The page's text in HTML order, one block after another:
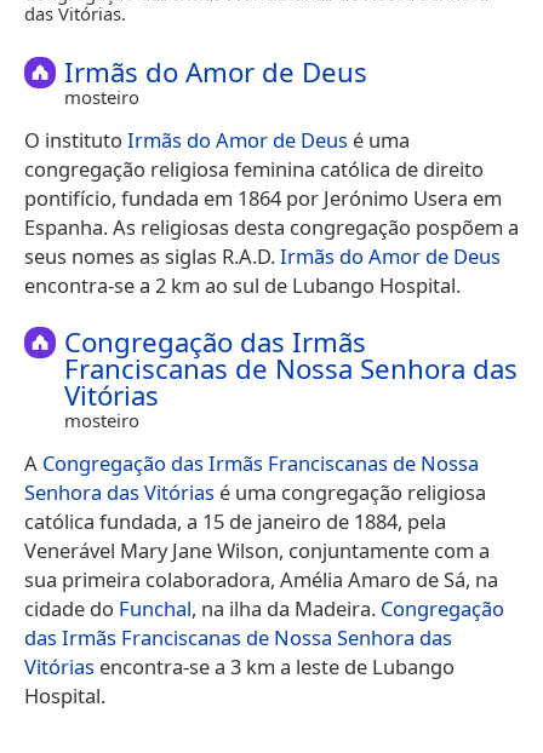
das Vitórias.
Irmãs do Amor de Deus
mosteiro
O instituto Irmãs do Amor de Deus é uma
congregação religiosa feminina católica de direito
pontifício, fundada em 1864 por Jerónimo Usera em
Espanha. As religiosas desta congregação pospõem a
seus nomes as siglas R.A.D.Irmãs do Amor de Deus
encontra-se a 2 km ao sul de Lubango Hospital.
Congregação das Irmãs
Franciscanas de Nossa Senhora das
Vitórias
mosteiro
A Congregação das Irmãs Franciscanas de Nossa
Senhora das Vitórias é uma congregação religiosa
católica fundada, a 15 de janeiro de 1884, pela
Venerável Mary Jane Wilson, conjuntamente com a
sua primeira colaboradora, Amélia Amaro de Sá, na
cidade do Funchal, na ilha da Madeira. Congregação
das Irmãs Franciscanas de Nossa Senhora das
Vitórias encontra-se a 3 km a leste de Lubango
Hospital.